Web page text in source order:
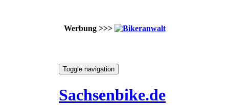
Werbung >>>
Toggle navigation
Sachsenbike.de